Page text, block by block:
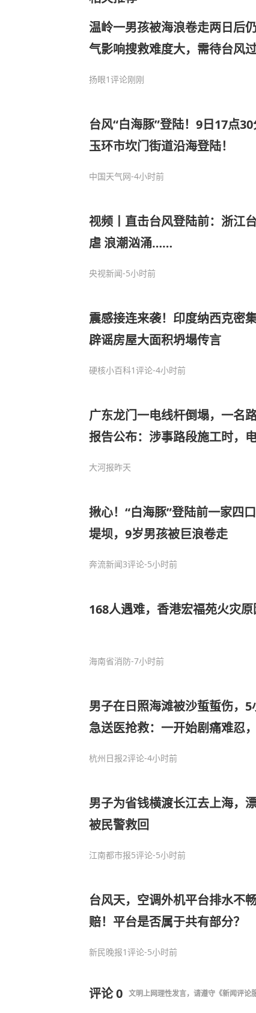
温岭一男孩被海浪卷走两日后
气影响搜救难度大，需待台风
扬眼1评论刚刚
台风“白海豚”登陆！9日17点
玉环市坎门街道沿海登陆！
中国天气网-4小时前
视频丨直击台风登陆前：浙江
虐 浪潮汹涌……
央视新闻-5小时前
震感接连来袭！印度纳西克密
辟谣房屋大面积坍塌传言
硬核小百科1评论-4小时前
广东龙门一电线杆倒塌，一名
报告公布：涉事路段施工时，
大河报昨天
揪心！“白海豚”登陆前一家四
堤坝，9岁男孩被巨浪卷走
奔流新闻3评论-5小时前
168人遇难，香港宏福苑火灾
海南省消防-7小时前
男子在日照海滩被沙蜇蜇伤，
急送医抢救：一开始剧痛难忍
杭州日报2评论-4小时前
男子为省钱横渡长江去上海，
被民警救回
江南都市报5评论-5小时前
台风天，空调外机平台排水不
赔！平台是否属于共有部分？
新民晚报1评论-5小时前
评论0 文明上网理性发言，请遵守 《新闻评论